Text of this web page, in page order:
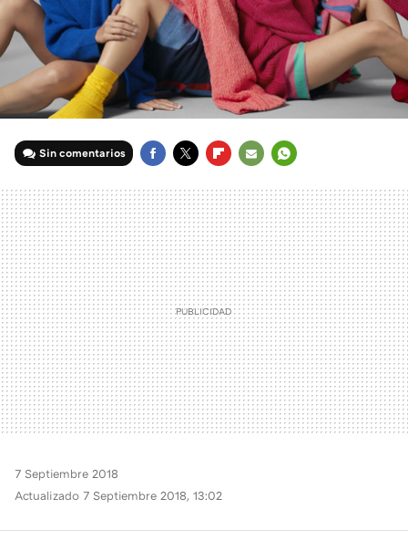
Sin comentarios
MAIL
7 Septiembre 2018
Actualizado 7 Septiembre 2018, 13:02